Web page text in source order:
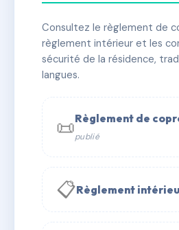
✓ Immatriculée 🏠 226 lots
📞 Contacter Syndic Digital
Consultez le règlement de
règlement intérieur et les
sécurité de la résidence,
langues.
📜Règlement de
publié
📋Règlement